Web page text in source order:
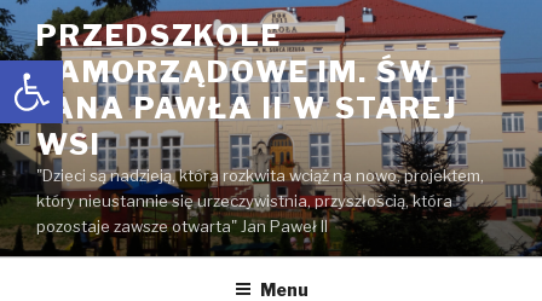
Open toolbar
Przejdź
do
treści
PRZEDSZKOLE
SAMORZĄDOWE IM. ŚW.
JANA PAWŁA II W STAREJ
WSI
"Dzieci są nadzieją, która rozkwita wciąż na nowo, projektem,
który nieustannie się urzeczywistnia, przyszłością, która
pozostaje zawsze otwarta" Jan Paweł II
Menu